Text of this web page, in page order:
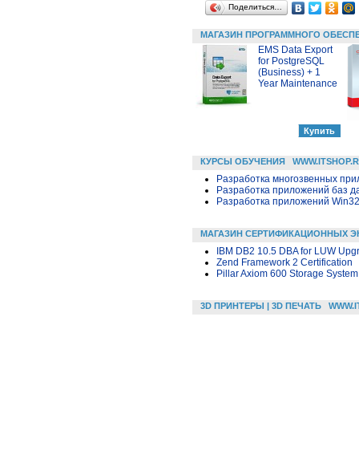
Поделиться…
МАГАЗИН ПРОГРАММНОГО
EMS Data Export
for PostgreSQL
(Business) + 1
Year Maintenance
КУРСЫ ОБУЧЕНИЯ
Разработка многозвенных
Разработка приложений баз
Разработка приложений
МАГАЗИН СЕРТИФИКАЦИОННЫХ
IBM DB2 10.5 DBA for LUW
Zend Framework 2 Certification
Pillar Axiom 600 Storage
3D ПРИНТЕРЫ | 3D ПЕЧАТЬ